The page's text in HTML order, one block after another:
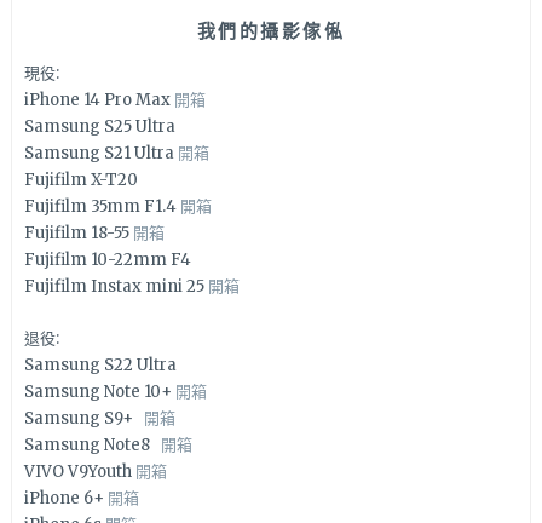
我們的攝影傢俬
現役:
iPhone 14 Pro Max 開箱
Samsung S25 Ultra
Samsung S21 Ultra 開箱
Fujifilm X-T20
Fujifilm 35mm F1.4 開箱
Fujifilm 18-55 開箱
Fujifilm 10-22mm F4
Fujifilm Instax mini 25 開箱
退役:
Samsung S22 Ultra
Samsung Note 10+ 開箱
Samsung S9+ 開箱
Samsung Note8 開箱
VIVO V9Youth 開箱
iPhone 6+ 開箱